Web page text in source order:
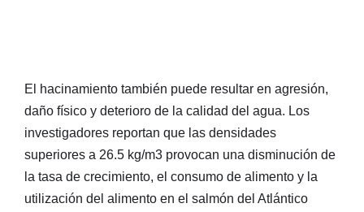
El hacinamiento también puede resultar en agresión,
daño físico y deterioro de la calidad del agua. Los
investigadores reportan que las densidades
superiores a 26.5 kg/m3 provocan una disminución de
la tasa de crecimiento, el consumo de alimento y la
utilización del alimento en el salmón del Atlántico